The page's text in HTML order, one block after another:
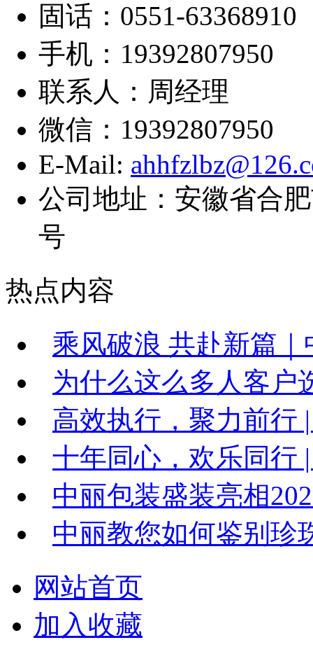
固话：0551-63368910
手机：19392807950
联系人：周经理
微信：19392807950
E-Mail:
公司地址：安徽省合
号
热点内容
乘风破浪 共赴新篇｜
为什么这么多人客户
高效执行，聚力前行
十年同心，欢乐同行
中丽包装盛装亮相
中丽教您如何鉴别珍
网站首页
加入收藏